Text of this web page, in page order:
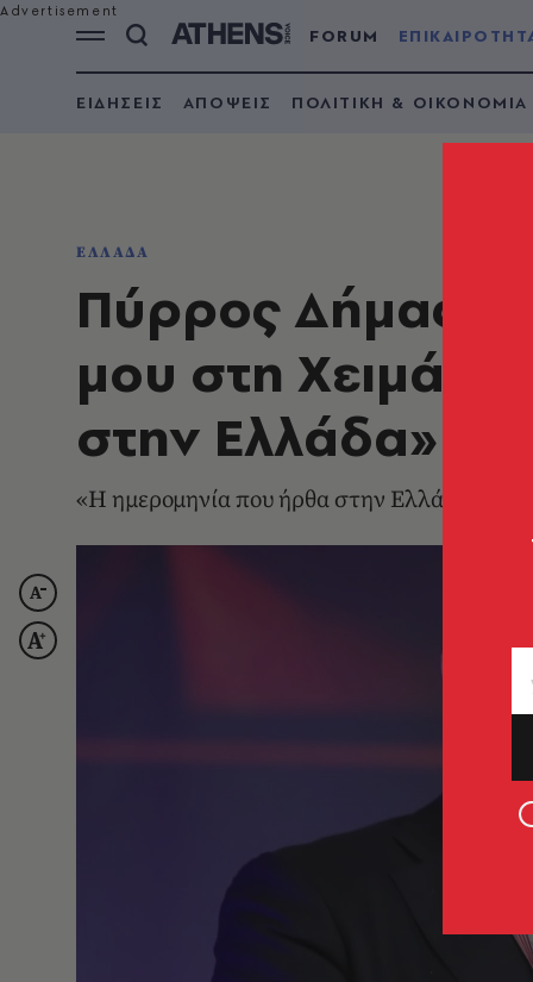
FORUM
ΕΙΔΗΣΕΙΣ ΑΠΟΨΕΙΣ ΠΟΛΙΤΙΚΗ & ΟΙΚΟΝΟΜΙΑ
ΕΛΛΑΔΑ
Πύρρος Δήμας:
μου στη
στην Ελλάδα»
«Η ημερομηνία που ήρθα στην Ελλάδα ήταν